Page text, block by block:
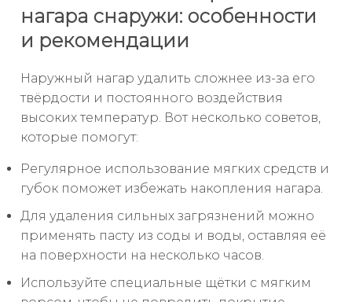
нагара снаружи: особенности
и рекомендации
Наружный нагар удалить сложнее из-за его
твёрдости и постоянного воздействия
высоких температур. Вот несколько советов,
которые помогут:
Регулярное использование мягких средств и
губок поможет избежать накопления нагара.
Для удаления сильных загрязнений можно
применять пасту из соды и воды, оставляя её
на поверхности на несколько часов.
Используйте специальные щётки с мягким